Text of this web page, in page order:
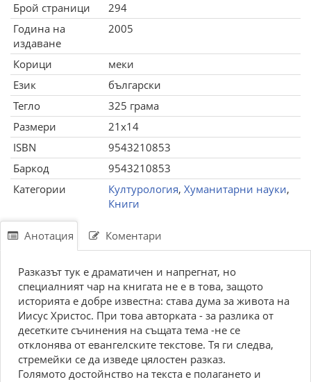
Брой страници
294
Година на
издаване
2005
Корици
меки
Език
български
Тегло
325 грама
Размери
21x14
ISBN
9543210853
Баркод
9543210853
Категории
Културология, Хуманитарни науки,
Книги
Анотация Коментари
Разказът тук е драматичен и напрегнат, но
специалният чар на книгата не е в това, защото
историята е добре известна: става дума за живота на
Иисус Христос. При това авторката - за разлика от
десетките съчинения на същата тема -не се
отклонява от евангелските текстове. Тя ги следва,
стремейки се да изведе цялостен разказ.
Голямото достойнство на текста е полагането и